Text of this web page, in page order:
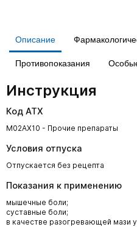
Описание
Противопоказания
Инструкция
Код АТХ
M02AX10 - Прочие препараты
Условия отпуска
Отпускается без рецепта
Показания к применению
мышечные боли;
суставные боли;
в качестве разогревающей мази